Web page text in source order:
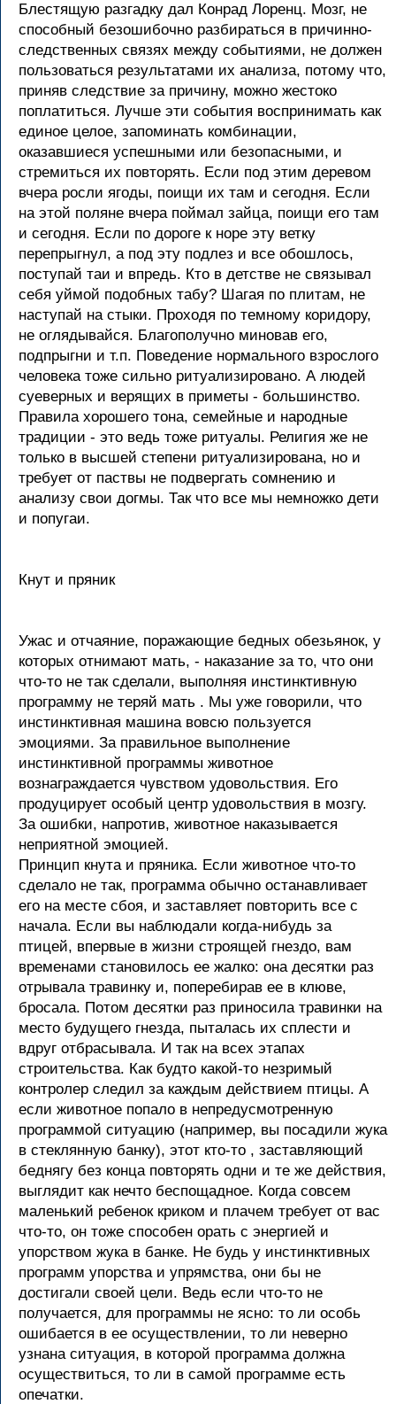
Блестящую разгадку дал Конрад Лоренц. Мозг, не
способный безошибочно разбираться в причинно-
следственных связях между событиями, не должен
пользоваться результатами их анализа, потому что,
приняв следствие за причину, можно жестоко
поплатиться. Лучше эти события воспринимать как
единое целое, запоминать комбинации,
оказавшиеся успешными или безопасными, и
стремиться их повторять. Если под этим деревом
вчера росли ягоды, поищи их там и сегодня. Если
на этой поляне вчера поймал зайца, поищи его там
и сегодня. Если по дороге к норе эту ветку
перепрыгнул, а под эту подлез и все обошлось,
поступай таи и впредь. Кто в детстве не связывал
себя уймой подобных табу? Шагая по плитам, не
наступай на стыки. Проходя по темному коридору,
не оглядывайся. Благополучно миновав его,
подпрыгни и т.п. Поведение нормального взрослого
человека тоже сильно ритуализировано. А людей
суеверных и верящих в приметы - большинство.
Правила хорошего тона, семейные и народные
традиции - это ведь тоже ритуалы. Религия же не
только в высшей степени ритуализирована, но и
требует от паствы не подвергать сомнению и
анализу свои догмы. Так что все мы немножко дети
и попугаи.
Кнут и пряник
Ужас и отчаяние, поражающие бедных обезьянок, у
которых отнимают мать, - наказание за то, что они
что-то не так сделали, выполняя инстинктивную
программу не теряй мать . Мы уже говорили, что
инстинктивная машина вовсю пользуется
эмоциями. За правильное выполнение
инстинктивной программы животное
вознаграждается чувством удовольствия. Его
продуцирует особый центр удовольствия в мозгу.
За ошибки, напротив, животное наказывается
неприятной эмоцией.
Принцип кнута и пряника. Если животное что-то
сделало не так, программа обычно останавливает
его на месте сбоя, и заставляет повторить все с
начала. Если вы наблюдали когда-нибудь за
птицей, впервые в жизни строящей гнездо, вам
временами становилось ее жалко: она десятки раз
отрывала травинку и, поперебирав ее в клюве,
бросала. Потом десятки раз приносила травинки на
место будущего гнезда, пыталась их сплести и
вдруг отбрасывала. И так на всех этапах
строительства. Как будто какой-то незримый
контролер следил за каждым действием птицы. А
если животное попало в непредусмотренную
программой ситуацию (например, вы посадили жука
в стеклянную банку), этот кто-то , заставляющий
беднягу без конца повторять одни и те же действия,
выглядит как нечто беспощадное. Когда совсем
маленький ребенок криком и плачем требует от вас
что-то, он тоже способен орать с энергией и
упорством жука в банке. Не будь у инстинктивных
программ упорства и упрямства, они бы не
достигали своей цели. Ведь если что-то не
получается, для программы не ясно: то ли особь
ошибается в ее осуществлении, то ли неверно
узнана ситуация, в которой программа должна
осуществиться, то ли в самой программе есть
опечатки.